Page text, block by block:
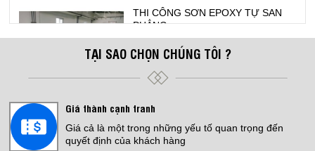
PHẲNG
Bếp Điện Fujicook - Công nghệ Nhật
Bản Model: 589
Giá:4,500,000 đ
TẠI SAO CHỌN CHÚNG TÔI ?
Giá thành cạnh tranh
Giá cả là một trong những yếu tố quan trọng đến
quyết định của khách hàng